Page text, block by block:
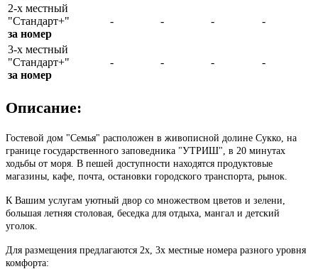
2-х местный
"Стандарт+"
за номер
- - - -
3-х местный
"Стандарт+"
за номер
- - - -
Описание:
Гостевой дом "Семья" расположен в живописной долине Сукко, на
границе государственного заповедника "УТРИШ", в 20 минутах
ходьбы от моря. В пешей доступности находятся продуктовые
магазины, кафе, почта, остановки городского транспорта, рынок.
К Вашим услугам уютный двор со множеством цветов и зелени,
большая летняя столовая, беседка для отдыха, мангал и детский
уголок.
Для размещения предлагаются 2х, 3х местные номера разного уровня
комфорта: